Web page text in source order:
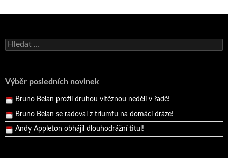
Vyhledávání
Výběr posledních novinek
Andy Appleton obhájil dlouhodrážní titul!
Bruno Belan prožil druhou vítěznou neděli v řadě!
Bruno Belan se radoval z triumfu na domácí dráze!
Andy Appleton obhájil dlouhodrážní titul!
Reprezentační dvojice brala český titul!